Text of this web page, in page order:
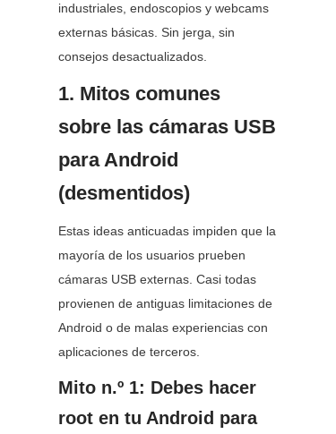
industriales, endoscopios y webcams
externas básicas. Sin jerga, sin
consejos desactualizados.
1. Mitos comunes
sobre las cámaras USB
para Android
(desmentidos)
Estas ideas anticuadas impiden que la
mayoría de los usuarios prueben
cámaras USB externas. Casi todas
provienen de antiguas limitaciones de
Android o de malas experiencias con
aplicaciones de terceros.
Mito n.º 1: Debes hacer
root en tu Android para